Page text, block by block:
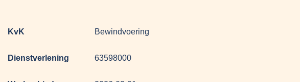
KvK Bewindvoering
Dienstverlening 63598000